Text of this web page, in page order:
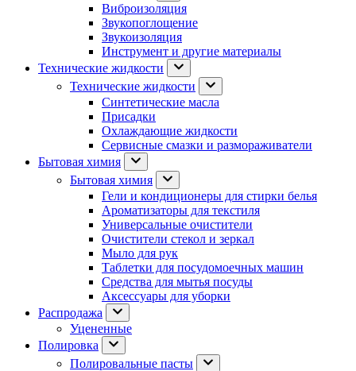
Виброизоляция
Звукопоглощение
Звукоизоляция
Инструмент и другие материалы
Технические жидкости
Технические жидкости
Синтетические масла
Присадки
Охлаждающие жидкости
Сервисные смазки и размораживатели
Бытовая химия
Бытовая химия
Гели и кондиционеры для стирки белья
Ароматизаторы для текстиля
Универсальные очистители
Очистители стекол и зеркал
Мыло для рук
Таблетки для посудомоечных машин
Средства для мытья посуды
Аксессуары для уборки
Распродажа
Уцененные
Полировка
Полировальные пасты